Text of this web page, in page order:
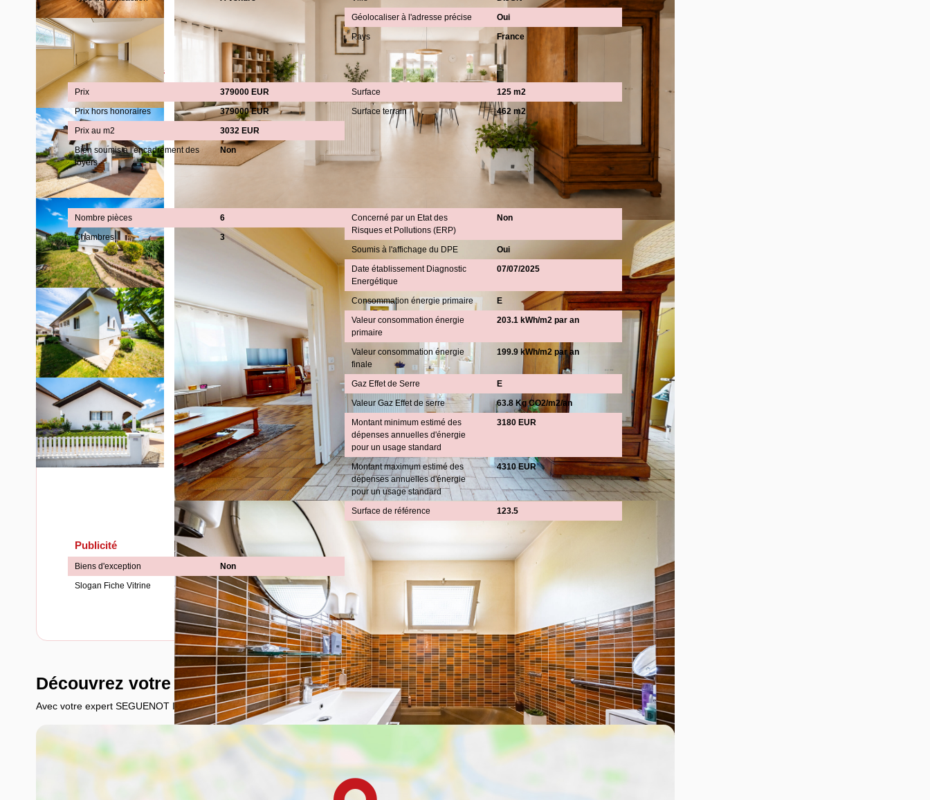
Géolocaliser à l'adresse précise
Oui
Pays
France
Aspects financiers
Prix
379000 EUR
Prix hors honoraires
379000 EUR
Prix au m2
3032 EUR
Bien soumis à l'encadrement des
loyers
Non
Surfaces
Surface
125 m2
Surface terrain
462 m2
Intérieur
Nombre pièces
6
Chambres
3
Concerné par un Etat des
Risques et Pollutions (ERP)
Non
Soumis à l'affichage du DPE
Oui
Date établissement Diagnostic
Energétique
07/07/2025
Consommation énergie primaire
E
Valeur consommation énergie
primaire
203.1 kWh/m2 par an
Valeur consommation énergie
finale
199.9 kWh/m2 par an
Gaz Effet de Serre
E
Valeur Gaz Effet de serre
63.8 Kg CO2/m2/an
Montant minimum estimé des
dépenses annuelles d'énergie
pour un usage standard
3180 EUR
Montant maximum estimé des
dépenses annuelles d'énergie
pour un usage standard
4310 EUR
Surface de référence 123.5
Publicité
Biens d'exception
Non
Slogan Fiche Vitrine
Découvrez votre futur quartier
Avec votre expert SEGUENOT IMMOBILIER